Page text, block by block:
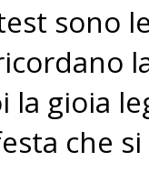
sono
la gioia
che